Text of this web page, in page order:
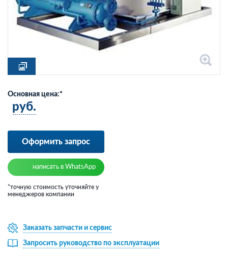
Основная цена:*
руб.
Оформить запрос
написать в WhatsApp
*точную стоимость уточняйте у
менеджеров компании
Заказать запчасти и сервис
Запросить руководство по эксплуатации